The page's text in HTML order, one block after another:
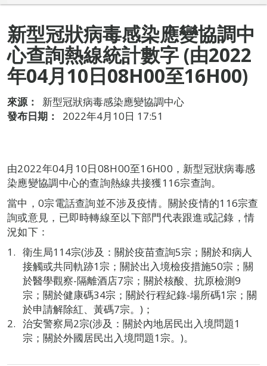
新型冠狀病毒感染應變協調中
心查詢熱線統計數字 (由2022
年04月10日08H00至16H00)
來源：
新型冠狀病毒感染應變協調中心
發布日期：
2022年4月10日 17:51
由2022年04月10日08H00至16H00，新型冠狀病毒感
染應變協調中心的查詢熱線共接獲116宗查詢。
當中，0宗電話查詢並不涉及疫情。關於疫情的116宗查
詢或意見，已即時轉線至以下部門代表跟進或記錄，情
況如下：
衛生局114宗(涉及：關於疫苗查詢5宗；關於和病人
接觸或共同軌跡1宗；關於出入境檢疫措施50宗；關
於醫學觀察-隔離酒店7宗；關於核酸、抗原檢測9
宗；關於健康碼34宗；關於行程紀錄-場所碼1宗；關
於申請解除紅、黃碼7宗。)；
治安警察局2宗(涉及：關於內地居民出入境問題1
宗；關於外國居民出入境問題1宗。)。